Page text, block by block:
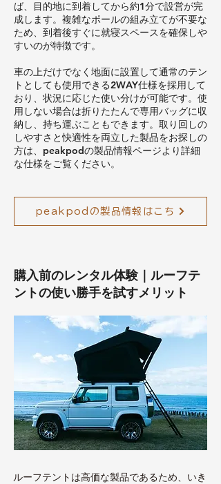
ば、目的地に到着してから約1分で設営が完
成します。複雑なポールの組み立てが不要な
ため、到着後すぐに就寝スペースを確保しや
すいのが特徴です。
車の上だけでなく地面に設置して通常のテン
トとしても使用できる2WAY仕様を採用して
おり、状況に応じた使い分けが可能です。使
用しない場合は折りたたんで専用バッグに収
納し、持ち運ぶこともできます。取り回しの
しやすさと快適性を両立した製品をお探しの
方は、peakpodの製品情報ページより詳細
な仕様をご覧ください。
peakpodの製品情報はこち
購入前のレンタル体験｜ルーフテ
ントの使い勝手を試すメリット
ルーフテントは高価な製品であるため、いき